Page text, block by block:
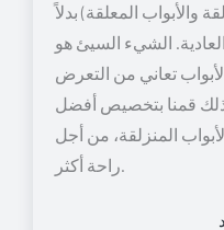
والأبواب المعلقة) بدلاً
الشيء السيئ هو
تعاني من التعرض
قمنا بتخصيص أفضل
المنزلقة، من أجل
راحة أكثر.